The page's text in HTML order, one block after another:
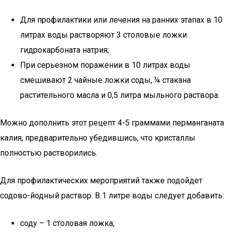
Для профилактики или лечения на ранних этапах в 10
литрах воды растворяют 3 столовые ложки
гидрокарбоната натрия;
При серьезном поражении в 10 литрах воды
смешивают 2 чайные ложки соды, ¼ стакана
растительного масла и 0,5 литра мыльного раствора.
Можно дополнить этот рецепт 4-5 граммами перманганата
калия, предварительно убедившись, что кристаллы
полностью растворились.
Для профилактических мероприятий также подойдет
содово-йодный раствор. В 1 литре воды следует добавить:
соду – 1 столовая ложка;